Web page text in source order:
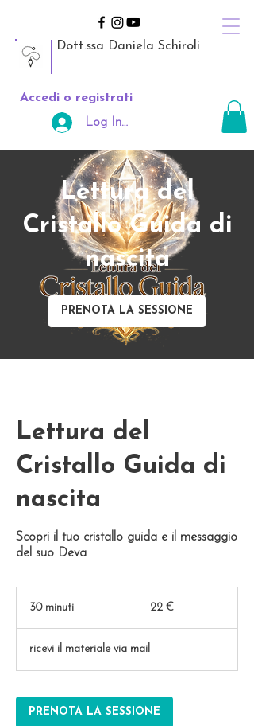
Dott.ssa Daniela Schiroli
Accedi o registrati
Log In Area Riservata
Lettura del
Cristallo Guida di
nascita
PRENOTA LA SESSIONE
Lettura del
Cristallo Guida di
nascita
Scopri il tuo cristallo guida e il messaggio
del suo Deva
30 minuti
i
n
i
euro
22 €
ricevi il materiale via mail
PRENOTA LA SESSIONE